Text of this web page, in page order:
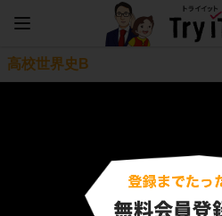
高校世界史B